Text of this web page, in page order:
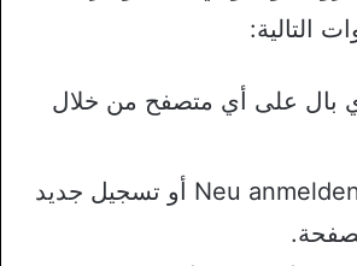
التالية:
بال على أي متصفح من خلال
اختيار كلمة Neu anmelden أو تسجيل جديد